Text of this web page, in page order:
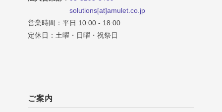
solutions[at]amulet.co.jp
営業時間：平日 10:00 - 18:00
定休日：土曜・日曜・祝祭日
ご案内